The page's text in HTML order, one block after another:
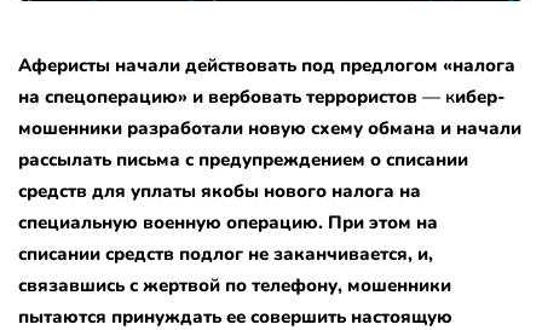
Аферисты начали действовать под предлогом «налога
на спецоперацию» и вербовать террористов — кибер-
мошенники разработали новую схему обмана и начали
рассылать письма с предупреждением о списании
средств для уплаты якобы нового налога на
специальную военную операцию. При этом на
списании средств подлог не заканчивается, и,
связавшись с жертвой по телефону, мошенники
пытаются принуждать ее совершить настоящую